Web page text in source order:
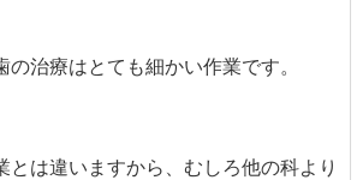
治療はとても細かい作業です。
とは違いますから、むしろ他の科より